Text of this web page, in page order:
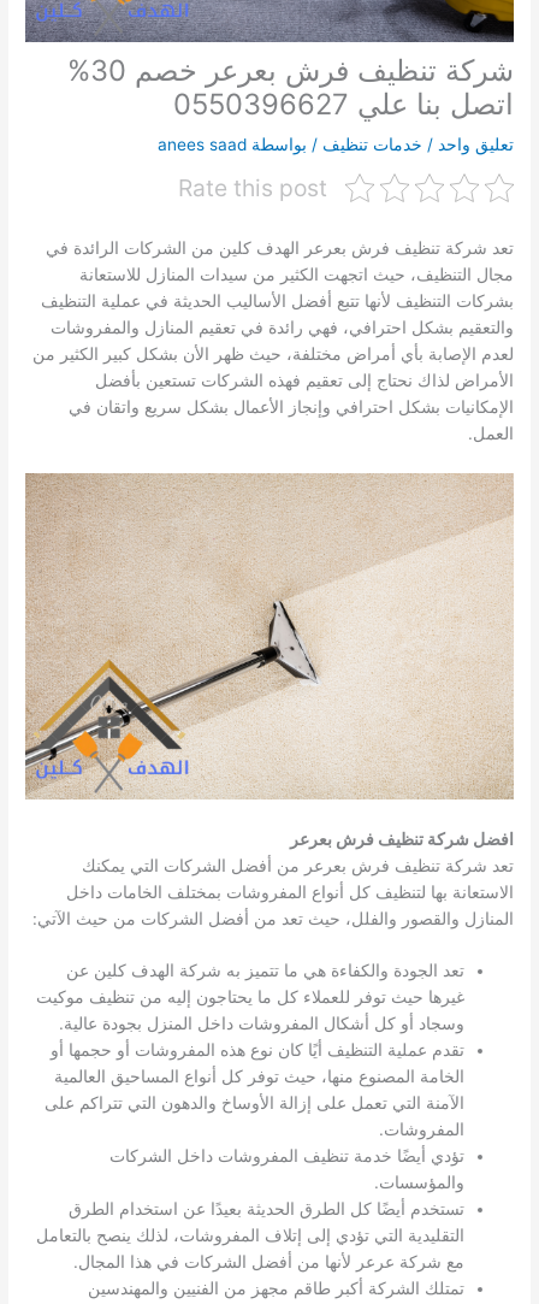
شركة تنظيف فرش بعرعر خصم 30%
اتصل بنا علي 0550396627
تعليق واحد / خدمات تنظيف / بواسطة anees saad
Rate this post
تعد شركة تنظيف فرش بعرعر الهدف كلين من الشركات الرائدة في
مجال التنظيف، حيث اتجهت الكثير من سيدات المنازل للاستعانة
بشركات التنظيف لأنها تتبع أفضل الأساليب الحديثة في عملية التنظيف
والتعقيم بشكل احترافي، فهي رائدة في تعقيم المنازل والمفروشات
لعدم الإصابة بأي أمراض مختلفة، حيث ظهر الأن بشكل كبير الكثير من
الأمراض لذاك نحتاج إلى تعقيم فهذه الشركات تستعين بأفضل
الإمكانيات بشكل احترافي وإنجاز الأعمال بشكل سريع واتقان في
العمل.
افضل شركة تنظيف فرش بعرعر
تعد شركة تنظيف فرش بعرعر من أفضل الشركات التي يمكنك
الاستعانة بها لتنظيف كل أنواع المفروشات بمختلف الخامات داخل
المنازل والقصور والفلل، حيث تعد من أفضل الشركات من حيث الآتي:
تعد الجودة والكفاءة هي ما تتميز به شركة الهدف كلين عن
غيرها حيث توفر للعملاء كل ما يحتاجون إليه من تنظيف موكيت
وسجاد أو كل أشكال المفروشات داخل المنزل بجودة عالية.
تقدم عملية التنظيف أيًا كان نوع هذه المفروشات أو حجمها أو
الخامة المصنوع منها، حيث توفر كل أنواع المساحيق العالمية
الآمنة التي تعمل على إزالة الأوساخ والدهون التي تتراكم على
المفروشات.
تؤدي أيضًا خدمة تنظيف المفروشات داخل الشركات
والمؤسسات.
تستخدم أيضًا كل الطرق الحديثة بعيدًا عن استخدام الطرق
التقليدية التي تؤدي إلى إتلاف المفروشات، لذلك ينصح بالتعامل
مع شركة عرعر لأنها من أفضل الشركات في هذا المجال.
تمتلك الشركة أكبر طاقم مجهز من الفنيين والمهندسين